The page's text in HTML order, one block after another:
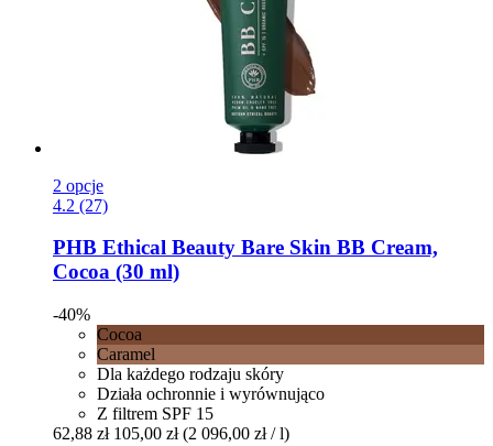
2 opcje
4.2 (27)
PHB Ethical Beauty Bare Skin BB Cream,
Cocoa (30 ml)
-40%
Cocoa
Caramel
Dla każdego rodzaju skóry
Działa ochronnie i wyrównująco
Z filtrem SPF 15
62,88 zł 105,00 zł (2 096,00 zł / l)